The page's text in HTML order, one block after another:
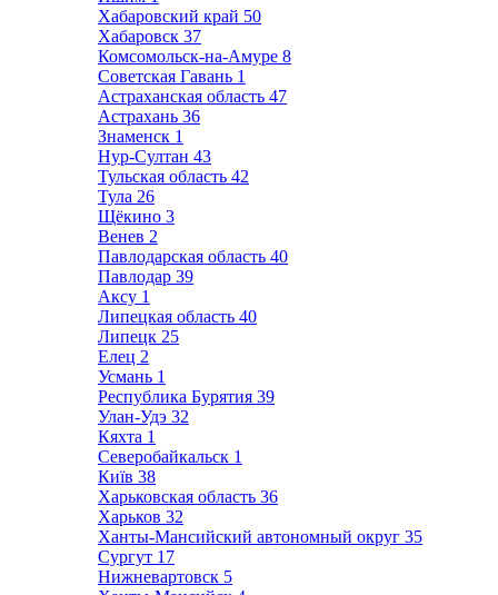
Хабаровский край 50
Хабаровск 37
Комсомольск-на-Амуре 8
Советская Гавань 1
Астраханская область 47
Астрахань 36
Знаменск 1
Нур-Султан 43
Тульская область 42
Тула 26
Щёкино 3
Венев 2
Павлодарская область 40
Павлодар 39
Аксу 1
Липецкая область 40
Липецк 25
Елец 2
Усмань 1
Республика Бурятия 39
Улан-Удэ 32
Кяхта 1
Северобайкальск 1
Київ 38
Харьковская область 36
Харьков 32
Ханты-Мансийский автономный округ 35
Сургут 17
Нижневартовск 5